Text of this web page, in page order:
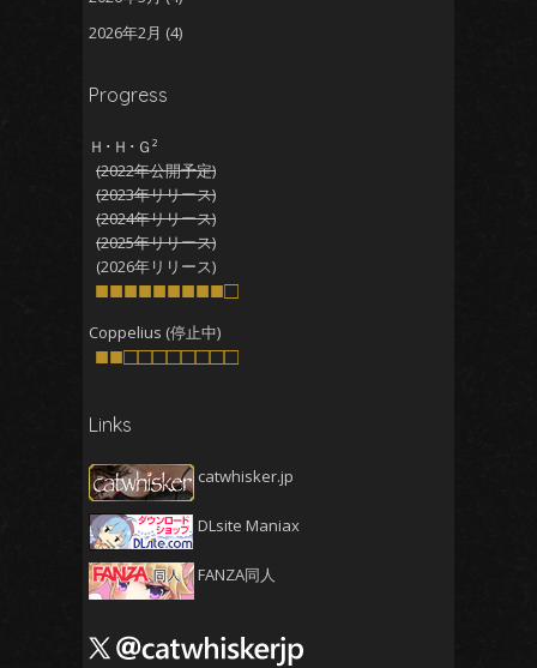
2026年2月 (4)
2025年12月
2025年11月
2025年10月(4)
2025年9月 (4)
2025年8月(5)
2025年7月(4)
(4)
2025年5月(5)
2025年3月
2025年2月(4)
2025年1月(5)
2024年12月(5)
2024年11月(5)
2024年9月(4)
Progress
Ｈ･Ｈ･Ｇ²
(2022年公開予定)
(2023年リリース)
(2024年リリース)
(2025年リリース)
(2026年リリース)
■■■■■■■■■□
Coppelius (停止中)
■■□□□□□□□□
Links
catwhisker.jp
DLsite Maniax
FANZA同人